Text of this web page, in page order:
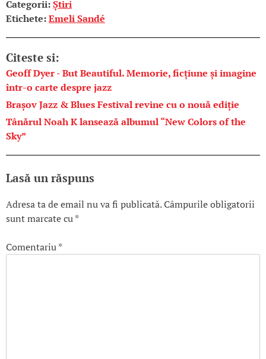
Categorii:Știri
Etichete:Emeli Sandé
Citeste si:
Geoff Dyer - But Beautiful. Memorie, ficțiune și imagine
într-o carte despre jazz
Brașov Jazz & Blues Festival revine cu o nouă ediție
Tânărul Noah K lansează albumul “New Colors of the
Sky”
Lasă un răspuns
Adresa ta de email nu va fi publicată.Câmpurile obligatorii
sunt marcate cu*
Comentariu*